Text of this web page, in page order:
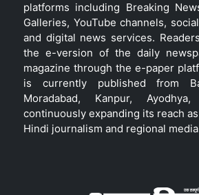
platforms including Breaking
Galleries, YouTube channels,
and digital news services.
the e-version of the daily
magazine through the e-paper
is currently published from
Moradabad, Kanpur,
continuously expanding its reach
Hindi journalism and regional